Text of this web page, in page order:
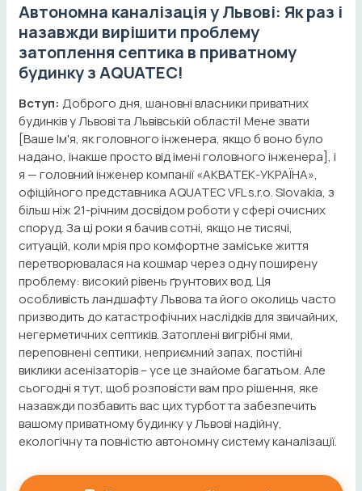
Автономна каналізація у Львові: Як раз і
назавжди вирішити проблему
затоплення септика в приватному
будинку з AQUATEC!
Вступ: Доброго дня, шановні власники приватних
будинків у Львові та Львівській області! Мене звати
[Ваше Ім'я, як головного інженера, якщо б воно було
надано, інакше просто від імені головного інженера], і
я — головний інженер компанії «АКВАТЕК-УКРАЇНА»,
офіційного представника AQUATEC VFL s.r.o. Slovakia, з
більш ніж 21-річним досвідом роботи у сфері очисних
споруд. За ці роки я бачив сотні, якщо не тисячі,
ситуацій, коли мрія про комфортне заміське життя
перетворювалася на кошмар через одну поширену
проблему: високий рівень ґрунтових вод. Ця
особливість ландшафту Львова та його околиць часто
призводить до катастрофічних наслідків для звичайних,
негерметичних септиків. Затоплені вигрібні ями,
переповнені септики, неприємний запах, постійні
виклики асенізаторів – усе це знайоме багатьом. Але
сьогодні я тут, щоб розповісти вам про рішення, яке
назавжди позбавить вас цих турбот та забезпечить
вашому приватному будинку у Львові надійну,
екологічну та повністю автономну систему каналізації.